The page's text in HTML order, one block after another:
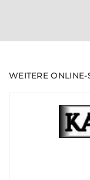
WEITERE ONLINE-